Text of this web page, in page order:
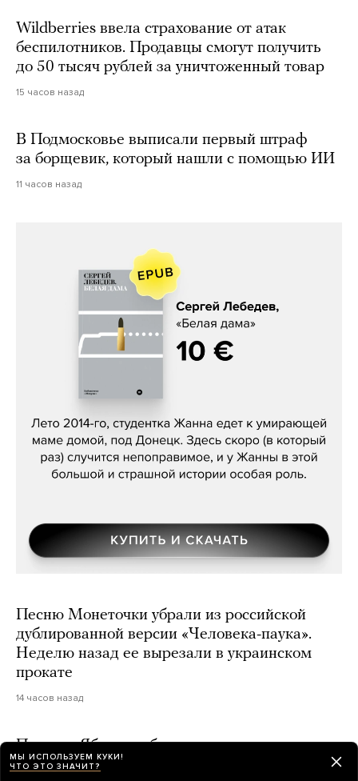
Wildberries ввела страхование от атак
беспилотников. Продавцы смогут получить
до 50 тысяч рублей за уничтоженный товар
15 часов назад
В Подмосковье выписали первый штраф
за борщевик, который нашли с помощью ИИ
11 часов назад
Сергей Лебедев, «Белая дама»
Песню Монеточки убрали из российской
дублированной версии «Человека-паука».
Неделю назад ее вырезали в украинском
прокате
14 часов назад
Партия «Яблоко» объявила, что не связана
с оппозиционерами в изгнании, которые
МЫ ИСПОЛЬЗУЕМ КУКИ!
ЧТО ЭТО ЗНАЧИТ?